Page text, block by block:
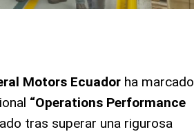
Motors Ecuador ha marcado
“Operations Performance
tras superar una rigurosa